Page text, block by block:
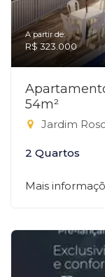
A partir de:
R$ 323.000
54m²
Jardim
2 Quartos
Mais